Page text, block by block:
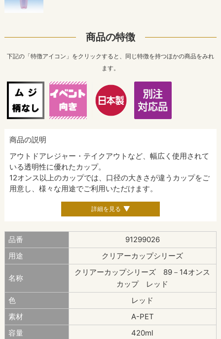
商品の特徴
下記の「特徴アイコン」をクリックすると、同じ特徴を持つほかの商品をみれ
ます。
商品の説明
アウトドアレジャー・テイクアウトなど、幅広く使用されて
いる透明性に優れたカップ。
12オンス以上のカップでは、口径の大きさが違うカップをご
用意し、様々な用途でご利用いただけます。
詳細を見る
品番
91299026
用途
クリアーカップシリーズ
名称
クリアーカップシリーズ 89－14オンス
カップ レッド
色
レッド
素材
A-PET
容量
420ml